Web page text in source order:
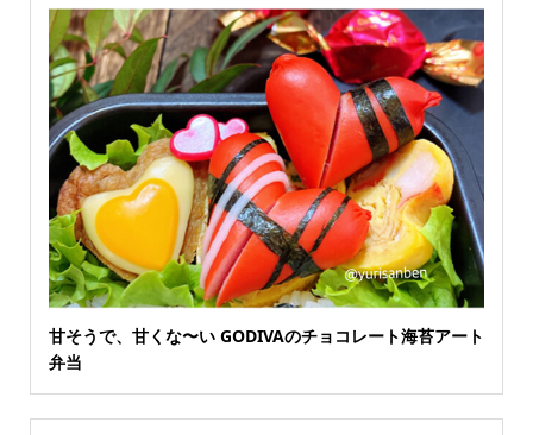
甘そうで、甘くな〜い GODIVAのチョコレート海苔アート
弁当